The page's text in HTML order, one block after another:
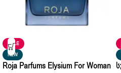
SALE
NEW
Roja Parfums Elysium For Woman